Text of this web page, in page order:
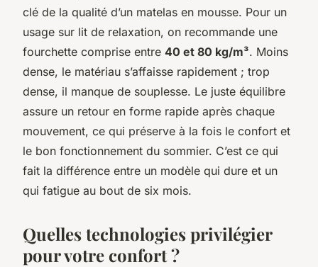
clé de la qualité d’un matelas en mousse. Pour un
usage sur lit de relaxation, on recommande une
fourchette comprise entre 40 et 80 kg/m³. Moins
dense, le matériau s’affaisse rapidement ; trop
dense, il manque de souplesse. Le juste équilibre
assure un retour en forme rapide après chaque
mouvement, ce qui préserve à la fois le confort et
le bon fonctionnement du sommier. C’est ce qui
fait la différence entre un modèle qui dure et un
qui fatigue au bout de six mois.
Quelles technologies privilégier
pour votre confort ?